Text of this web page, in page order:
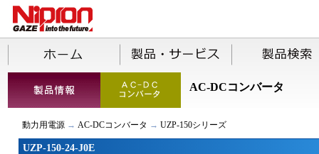
AC-DCコンバータ
動力用電源→ AC-DCコンバータ → UZP-150シリーズ
UZP-150-24-J0E